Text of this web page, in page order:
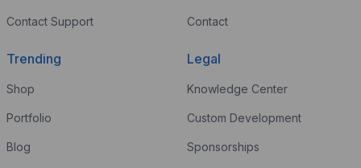
Contact Support Contact
Trending
Shop
Portfolio
Blog
Legal
Knowledge Center
Custom Development
Sponsorships